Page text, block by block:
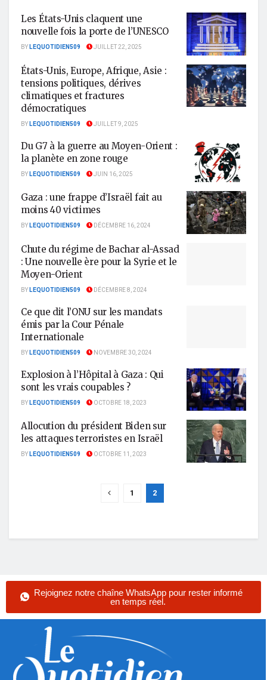
Les États-Unis claquent une
nouvelle fois la porte de l’UNESCO
BYLEQUOTIDIEN509 JUILLET 22, 2025
États-Unis, Europe, Afrique, Asie :
tensions politiques, dérives
climatiques et fractures
démocratiques
BYLEQUOTIDIEN509 JUILLET 9, 2025
Du G7 à la guerre au Moyen-Orient :
la planète en zone rouge
BYLEQUOTIDIEN509 JUIN 16, 2025
Gaza : une frappe d’Israël fait au
moins 40 victimes
BYLEQUOTIDIEN509 DÉCEMBRE 16, 2024
Chute du régime de Bachar al-Assad
: Une nouvelle ère pour la Syrie et le
Moyen-Orient
BYLEQUOTIDIEN509 DÉCEMBRE 8, 2024
Ce que dit l’ONU sur les mandats
émis par la Cour Pénale
Internationale
BYLEQUOTIDIEN509 NOVEMBRE 30, 2024
Explosion à l’Hôpital à Gaza : Qui
sont les vrais coupables ?
BYLEQUOTIDIEN509 OCTOBRE 18, 2023
Allocution du président Biden sur
les attaques terroristes en Israël
BYLEQUOTIDIEN509 OCTOBRE 11, 2023
1 2
Rejoignez notre chaîne WhatsApp pour rester informé
en temps réel.